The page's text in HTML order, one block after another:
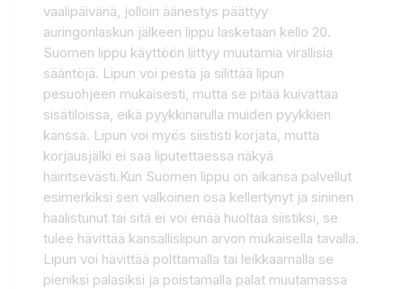
vaalipäivänä, jolloin äänestys päättyy
auringonlaskun jälkeen lippu lasketaan kello 20.
Suomen lippu käyttöön liittyy muutamia virallisia
sääntöjä. Lipun voi pestä ja silittää lipun
pesuohjeen mukaisesti, mutta se pitää kuivattaa
sisätiloissa, eikä pyykkinarulla muiden pyykkien
kanssa. Lipun voi myös siististi korjata, mutta
korjausjälki ei saa liputettaessa näkyä
häiritsevästi.Kun Suomen lippu on aikansa palvellut
esimerkiksi sen valkoinen osa kellertynyt ja sininen
haalistunut tai sitä ei voi enää huoltaa siistiksi, se
tulee hävittää kansallislipun arvon mukaisella tavalla.
Lipun voi hävittää polttamalla tai leikkaamalla se
pieniksi palasiksi ja poistamalla palat muutamassa